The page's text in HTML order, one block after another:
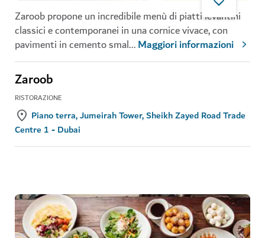
Zaroob propone un incredibile menù di piatti levantini
classici e contemporanei in una cornice vivace, con
pavimenti in cemento smal...Maggiori informazioni
Zaroob
RISTORAZIONE
Piano terra, Jumeirah Tower, Sheikh Zayed Road Trade
Centre 1 - Dubai